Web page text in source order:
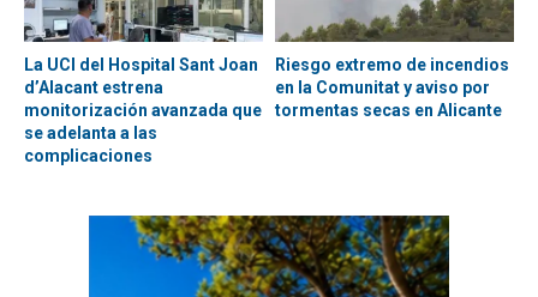
La UCI del Hospital Sant Joan
d’Alacant estrena
monitorización avanzada que
se adelanta a las
complicaciones
Riesgo extremo de incendios
en la Comunitat y aviso por
tormentas secas en Alicante